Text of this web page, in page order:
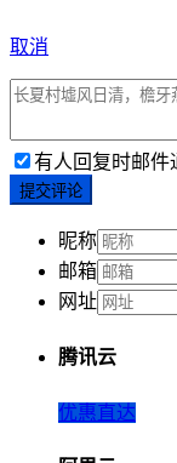
取消
有人回复时邮件
提交评论
昵称
邮箱
网址
腾讯云
优惠直达